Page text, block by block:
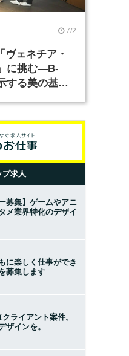
7/2
ヴェネチア・
に挑む―B-
する美の基準
プ求人
募集】ゲームやアニ
メ業界特化のデザイ
に楽しく仕事ができ
募集します
ライアント案件。
ザインを。